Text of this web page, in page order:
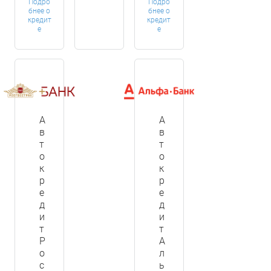
бнее о
кредит
е
бнее о
кредит
е
А
в
т
о
к
р
е
д
и
т
Р
о
с
А
в
т
о
к
р
е
д
и
т
А
л
ь